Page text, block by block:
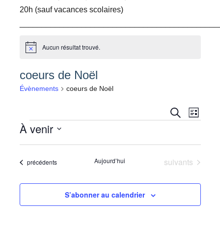
20h (sauf vacances scolaires)
Notice Aucun résultat trouvé.
coeurs de Noël
Évènements coeurs de Noël
Recherche
vues
Liste
Évènements
À venir
Sélectionnez
Évènements
précédents Aujourd’hui Évènements
suivants
S’abonner au calendrier